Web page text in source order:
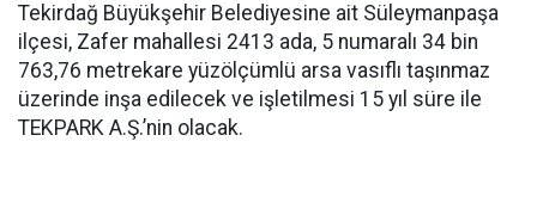
Tekirdağ Büyükşehir Belediyesine ait Süleymanpaşa
ilçesi, Zafer mahallesi 2413 ada, 5 numaralı 34 bin
763,76 metrekare yüzölçümlü arsa vasıflı taşınmaz
üzerinde inşa edilecek ve işletilmesi 15 yıl süre ile
TEKPARK A.Ş.’nin olacak.